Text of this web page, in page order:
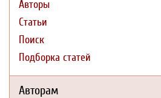
Авторы
Статьи
Поиск
Подборка статей
Авторам